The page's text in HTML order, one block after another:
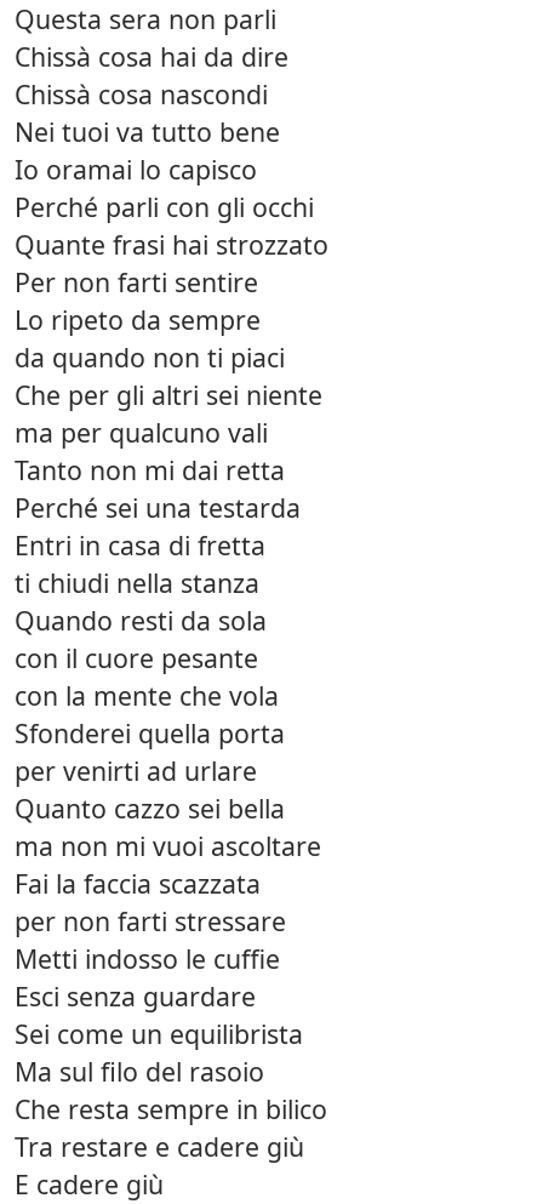
Questa sera non parli
Chissà cosa hai da dire
Chissà cosa nascondi
Nei tuoi va tutto bene
Io oramai lo capisco
Perché parli con gli occhi
Quante frasi hai strozzato
Per non farti sentire
Lo ripeto da sempre
da quando non ti piaci
Che per gli altri sei niente
ma per qualcuno vali
Tanto non mi dai retta
Perché sei una testarda
Entri in casa di fretta
ti chiudi nella stanza
Quando resti da sola
con il cuore pesante
con la mente che vola
Sfonderei quella porta
per venirti ad urlare
Quanto cazzo sei bella
ma non mi vuoi ascoltare
Fai la faccia scazzata
per non farti stressare
Metti indosso le cuffie
Esci senza guardare
Sei come un equilibrista
Ma sul filo del rasoio
Che resta sempre in bilico
Tra restare e cadere giù
E cadere giù